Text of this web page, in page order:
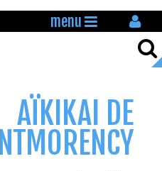
menu
AÏKIKAI DE